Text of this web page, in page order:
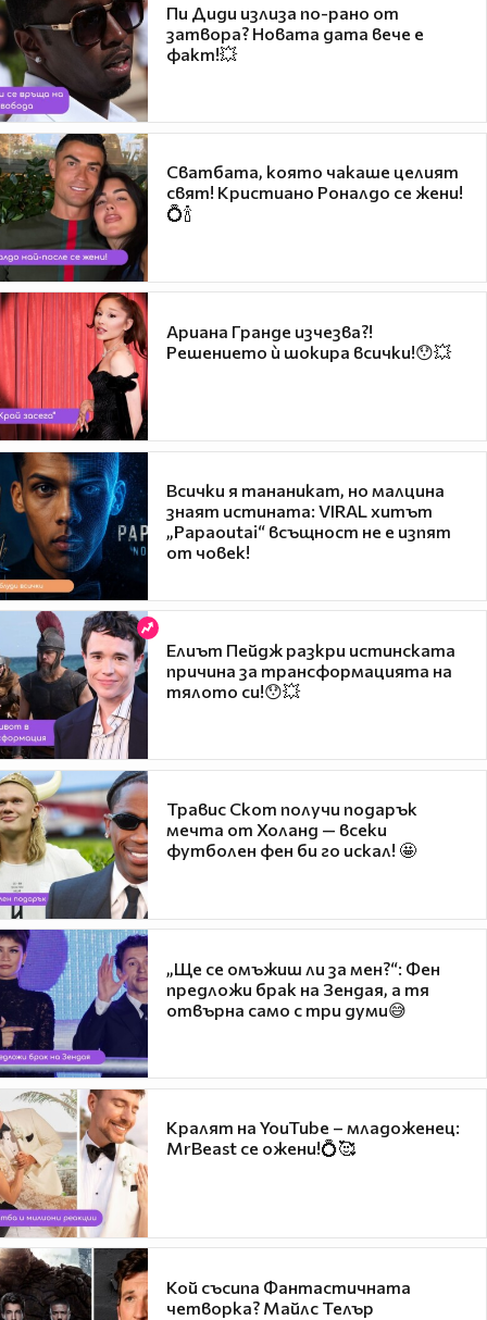
Пи Диди излиза по-рано от
затвора? Новата дата вече е
факт!💥
Сватбата, която чакаше целият
свят! Кристиано Роналдо се жени!
💍🍾
Ариана Гранде изчезва?!
Решението ѝ шокира всички!😯💥
Всички я тананикат, но малцина
знаят истината: VIRAL хитът
„Papaoutai“ всъщност не е изпят
от човек!
Елиът Пейдж разкри истинската
причина за трансформацията на
тялото си!😯💥
Травис Скот получи подарък
мечта от Холанд — всеки
футболен фен би го искал! 🤩
„Ще се омъжиш ли за мен?“: Фен
предложи брак на Зендая, а тя
отвърна само с три думи😅
Кралят на YouTube – младоженец:
MrBeast се ожени!💍🥰
Кой съсипа Фантастичната
четворка? Майлс Телър